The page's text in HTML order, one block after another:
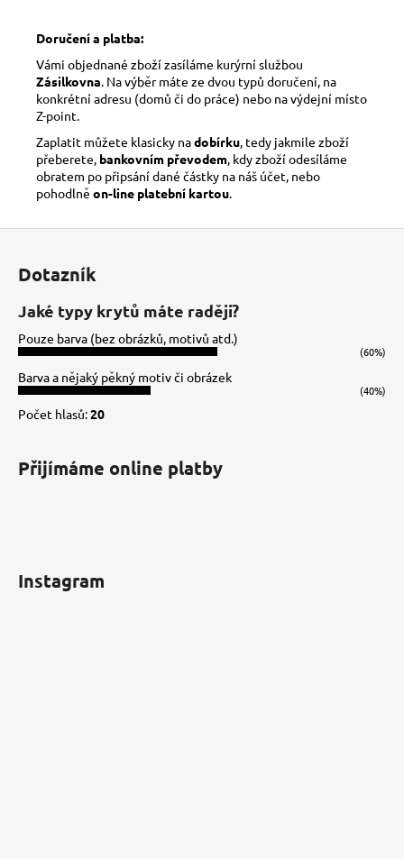
Doručení a platba:
Vámi objednané zboží zasíláme kurýrní službou
Zásilkovna . Na výběr máte ze dvou typů doručení, na
konkrétní adresu (domů či do práce) nebo na výdejní místo
Z-point.
Zaplatit můžete klasicky nadobírku , tedy jakmile zboží
přeberete, bankovním převodem , kdy zboží odesíláme
obratem po připsání dané částky na náš účet, nebo
pohodlně on-line platební kartou
Dotazník
Jaké typy krytů máte raději?
Pouze barva (bez obrázků, motivů atd.)
(60%)
Barva a nějaký pěkný motiv či obrázek
(40%)
Počet hlasů:20
Přijímáme online platby
Instagram